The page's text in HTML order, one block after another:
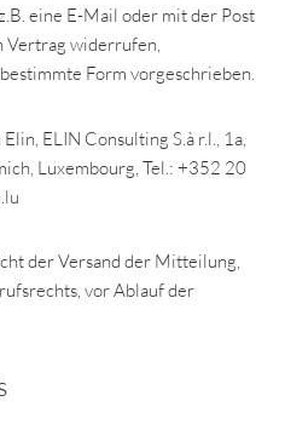
eine E-Mail oder mit der Post
Vertrag widerrufen,
Form vorgeschrieben.
ELIN Consulting S.à r.l., 1a,
Luxembourg, Tel.: +352 20
der Versand der Mitteilung,
vor Ablauf der